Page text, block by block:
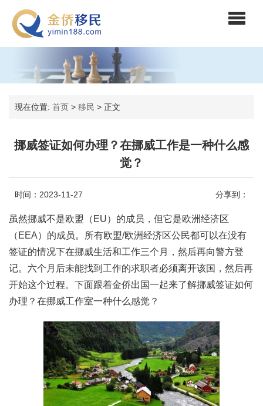
现在位置: 首页 > 移民 > 正文
挪威签证如何办理？在挪威工作是一种什么感
觉？
时间：2023-11-27 分享到：
虽然挪威不是欧盟（EU）的成员，但它是欧洲经济区
（EEA）的成员。所有欧盟/欧洲经济区公民都可以在没有
签证的情况下在挪威生活和工作三个月，然后再向警方登
记。六个月后未能找到工作的求职者必须离开该国，然后再
开始这个过程。下面跟着金侨出国一起来了解挪威签证如何
办理？在挪威工作室一种什么感觉？